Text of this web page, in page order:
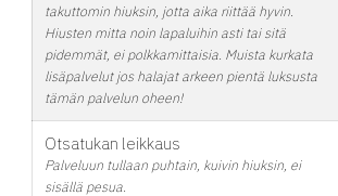
takuttomin hiuksin, jotta aika riittää hyvin.
Hiusten mitta noin lapaluihin asti tai sitä
pidemmät, ei polkkamittaisia. Muista kurkata
lisäpalvelut jos halajat arkeen pientä luksusta
tämän palvelun oheen!
Otsatukan leikkaus
Palveluun tullaan puhtain, kuivin hiuksin, ei
sisällä pesua.